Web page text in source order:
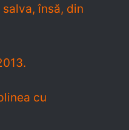
însă, din
cu